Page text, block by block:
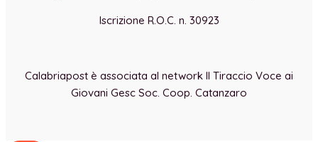
Iscrizione R.O.C. n. 30923
Calabriapost è associata al network Il Tiraccio Voce ai
Giovani Gesc Soc. Coop. Catanzaro